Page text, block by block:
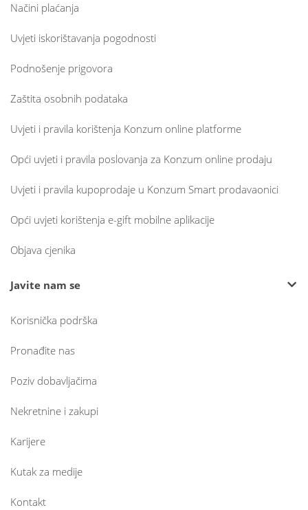
Načini plaćanja
Uvjeti iskorištavanja pogodnosti
Podnošenje prigovora
Zaštita osobnih podataka
Uvjeti i pravila korištenja Konzum online platforme
Opći uvjeti i pravila poslovanja za Konzum online prodaju
Uvjeti i pravila kupoprodaje u Konzum Smart prodavaonici
Opći uvjeti korištenja e-gift mobilne aplikacije
Objava cjenika
Javite nam se
Korisnička podrška
Pronađite nas
Poziv dobavljačima
Nekretnine i zakupi
Karijere
Kutak za medije
Kontakt